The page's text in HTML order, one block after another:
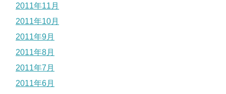
2011年11月
2011年10月
2011年9月
2011年8月
2011年7月
2011年6月